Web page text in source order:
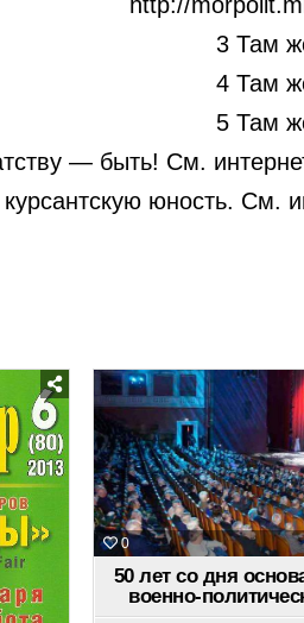
3 Там
4 Там
5 Там
— быть! См.
юность. См.
0
Posted
in
50 лет со дня
военно-